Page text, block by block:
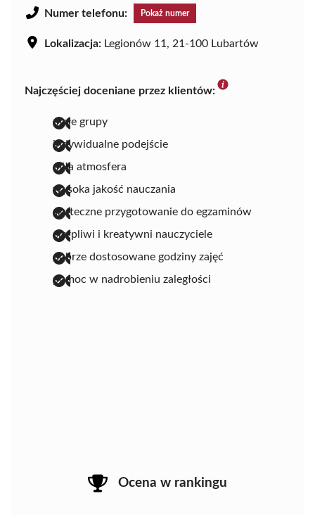
Numer telefonu: Pokaż numer
Lokalizacja: Legionów 11, 21-100 Lubartów
Najczęściej doceniane przez klientów:
małe grupy
indywidualne podejście
miła atmosfera
wysoka jakość nauczania
skuteczne przygotowanie do egzaminów
cierpliwi i kreatywni nauczyciele
dobrze dostosowane godziny zajęć
pomoc w nadrobieniu zaległości
Ocena w rankingu